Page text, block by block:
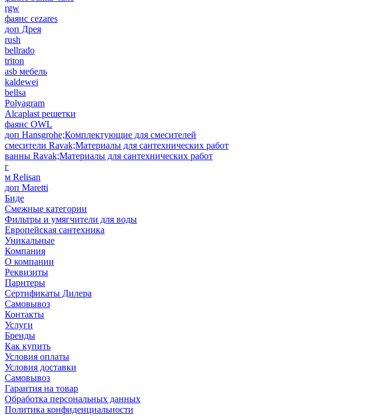
rgw
фаянс cezares
доп Дрея
rush
bellrado
triton
asb мебель
kaldewei
bellsa
Polyagram
Alcaplast решетки
фаянс OWL
доп Hansgrohe;Комплектующие для смесителей
смесители Ravak;Материалы для сантехнических работ
ванны Ravak;Материалы для сантехнических работ
г
м Relisan
доп Maretti
Биде
Смежные категории
Фильтры и умягчители для воды
Европейская сантехника
Уникальные
Компания
О компании
Реквизиты
Парнтеры
Сертификаты Дилера
Самовывоз
Контакты
Услуги
Бренды
Как купить
Условия оплаты
Условия доставки
Самовывоз
Гарантия на товар
Обработка персональных данных
Политика конфиденциальности